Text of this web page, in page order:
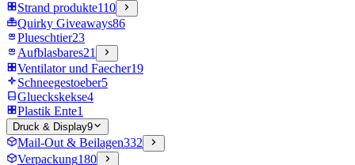
Strand produkte110
Quirky Giveaways86
Plueschtier23
Aufblasbares21
Ventilator und Faecher19
Schneegestoeber5
Glueckskekse4
Plastik Ente1
Druck & Display9
Mail-Out & Beilagen332
Verpackung180